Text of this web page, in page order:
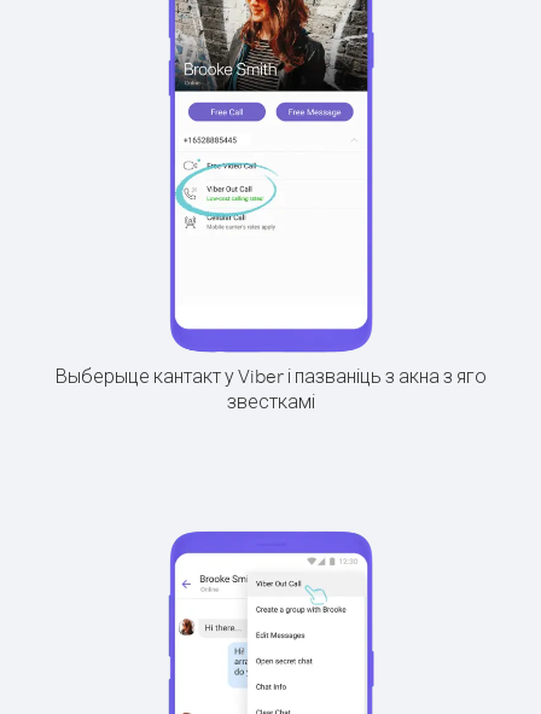
Выберыце кантакт у Viber і пазваніць з акна з яго
звесткамі